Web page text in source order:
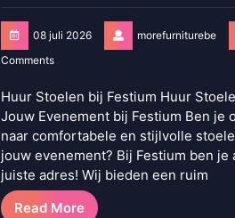
08 juli 2026 morefurniturebe
Comments
Huur Stoelen bij Festium Huur
Jouw Evenement bij Festium Ben je
naar comfortabele en stijlvolle
jouw evenement? Bij Festium ben je
juiste adres! Wij bieden een ruim
Read More